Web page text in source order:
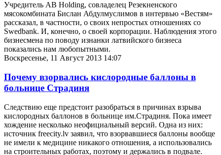
Учредитель AB Holding, совладелец Резекненского
мясокомбината Бислан Абдулмуслимов в интервью «Вестям»
рассказал, в частности, о своих непростых отношениях со
Swedbank. И, конечно, о своей корпорации. Наблюдения этого
бизнесмена по поводу изнанки латвийского бизнеса
показались нам любопытными.
Воскресенье, 11 Август 2013 14:07
Почему взорвались кислородные баллоны в
больнице Страдиня
Следствию еще предстоит разобраться в причинах взрыва
кислородных баллонов в больнице им.Страдиня. Пока имеет
хождение несколько неофициальный версий. Одна из них:
источник freecity.lv заявил, что взорвавшиеся баллоны вообще
не имели к медицине никакого отношения, а использовались
на строительных работах, поэтому и держались в подвале.